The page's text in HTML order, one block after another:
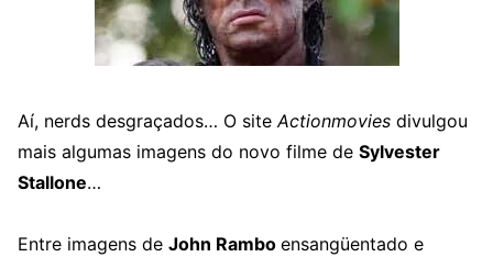
Aí, nerds desgraçados… O siteActionmovies divulgou
mais algumas imagens do novo filme de Sylvester
Stallone…
Entre imagens de John Rambo ensangüentado e